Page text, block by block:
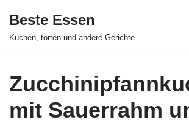
Skip
Beste Essen
Kuchen, torten und andere Gerichte
mit Sauerrahm